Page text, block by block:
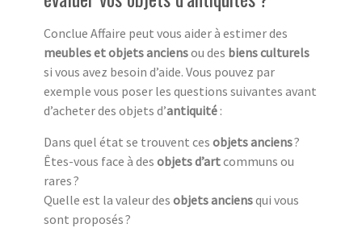
Conclue Affaire peut vous aider à estimer des
meubles et objets anciensou des biens culturels
si vous avez besoin d’aide. Vous pouvez par
exemple vous poser les questions suivantes avant
d’acheter des objets d’antiquité :
Dans quel état se trouvent ces objets anciens?
Êtes-vous face à des objets d’artcommuns ou
rares ?
Quelle est la valeur des objets anciensqui vous
sont proposés ?